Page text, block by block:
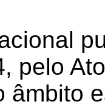
pelo
âmbito